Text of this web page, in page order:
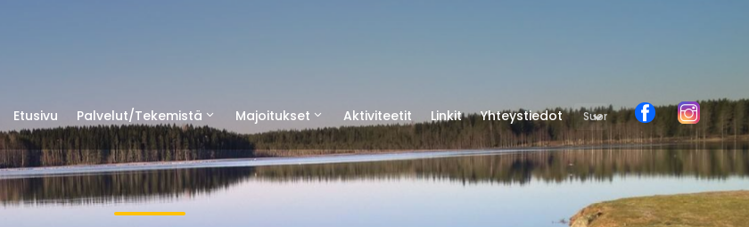
Etusivu Palvelut/Tekemistä Majoitukset Aktiviteetit Linkit Yhteystiedot